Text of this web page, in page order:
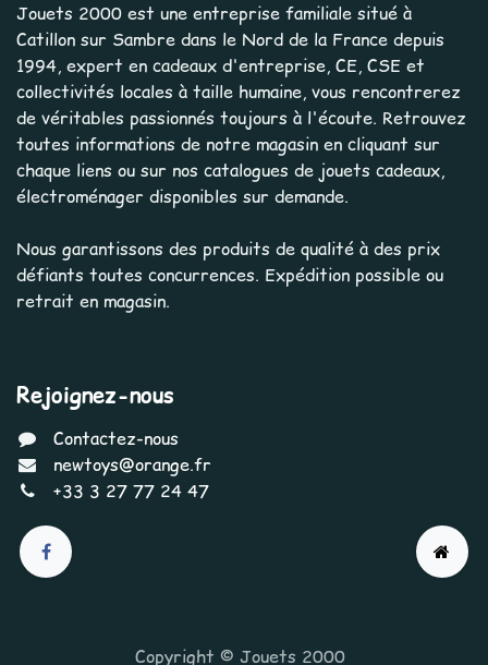
Jouets 2000 est une entreprise familiale situé à
Catillon sur Sambre dans le Nord de la France depuis
1994, expert en cadeaux d'entreprise, CE, CSE et
collectivités locales à taille humaine, vous rencontrerez
de véritables passionnés toujours à l'écoute. Retrouvez
toutes informations de notre magasin en cliquant sur
chaque liens ou sur nos catalogues de jouets cadeaux,
électroménager disponibles sur demande.
Nous garantissons des produits de qualité à des prix
défiants toutes concurrences. Expédition possible ou
retrait en magasin.
Rejoignez-nous
Contactez-nous
newtoys@orange.fr
+33 3 27 77 24 47
Copyright © Jouets 2000